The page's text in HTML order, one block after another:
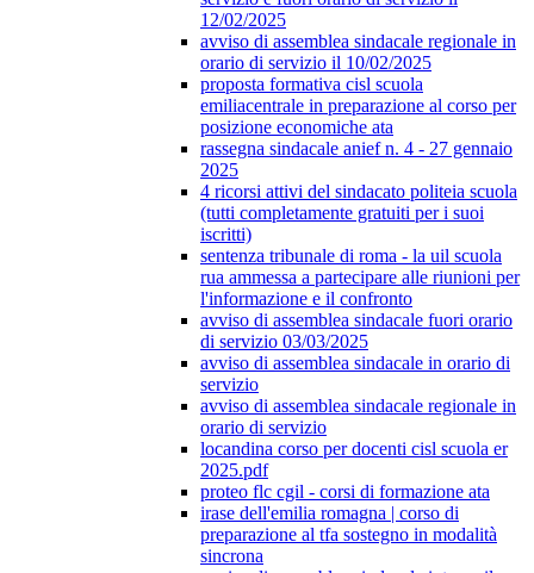
12/02/2025
avviso di assemblea sindacale regionale in
orario di servizio il 10/02/2025
proposta formativa cisl scuola
emiliacentrale in preparazione al corso per
posizione economiche ata
rassegna sindacale anief n. 4 - 27 gennaio
2025
4 ricorsi attivi del sindacato politeia scuola
(tutti completamente gratuiti per i suoi
iscritti)
sentenza tribunale di roma - la uil scuola
rua ammessa a partecipare alle riunioni per
l'informazione e il confronto
avviso di assemblea sindacale fuori orario
di servizio 03/03/2025
avviso di assemblea sindacale in orario di
servizio
avviso di assemblea sindacale regionale in
orario di servizio
locandina corso per docenti cisl scuola er
2025.pdf
proteo flc cgil - corsi di formazione ata
irase dell'emilia romagna | corso di
preparazione al tfa sostegno in modalità
sincrona